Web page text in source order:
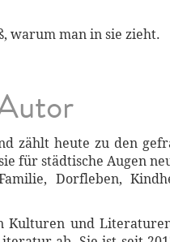
warum man in sie zieht.
zählt heute zu den
für städtische Augen
Dorfleben,
Kulturen und